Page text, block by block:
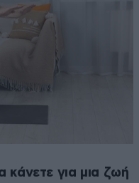
κάνετε για μια ζωή